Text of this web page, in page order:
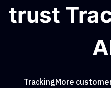
trust
TrackingMore